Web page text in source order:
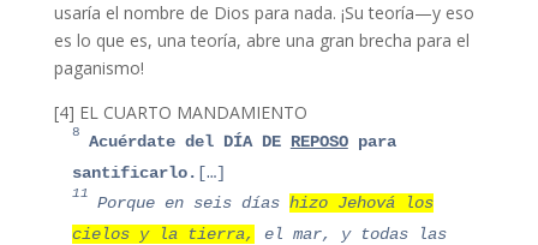
usaría el nombre de Dios para nada. ¡Su teoría—y eso
es lo que es, una teoría, abre una gran brecha para el
paganismo!
[4] EL CUARTO MANDAMIENTO
8 Acuérdate del DÍA DE REPOSOpara
santificarlo. […]
11 Porque en seis días hizo Jehová los
cielos y
la tierra,
el mar, y todas las